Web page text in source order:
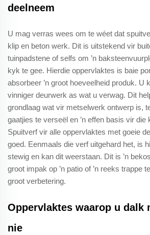
deelneem
U mag verras wees om te wéet dat
klip en beton werk. Dit is uitstekend vir
tuinpadstene of selfs om ’n
kyk te gee. Hierdie oppervlaktes is baie
absorbeer ’n groot hoeveelheid produk. U
vinniger deurwerk as wat u verwag. Dit
grondlaag wat vir metselwerk ontwerp is,
gaatjies te verseël en ’n effen basis vir die
Spuitverf vir alle oppervlaktes met goeie
goed. Eenmaals die verf uitgehard het, is
stewig en kan dit weerstaan. Dit is ’n
groot impak op ’n patio of ’n reeks trappe
groot verbetering.
Oppervlaktes waarop u dalk
nie